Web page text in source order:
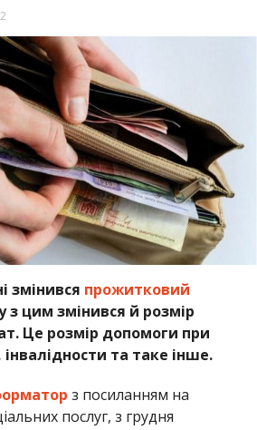
змінився прожитковий
з цим змінився й розмір
Це розмір допомоги при
інвалідности та таке інше.
з посиланням на
послуг, з грудня